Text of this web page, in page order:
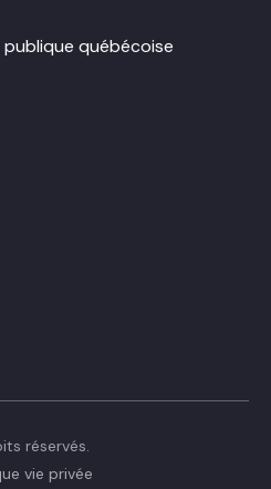
québécoise
réservés.
vie privée